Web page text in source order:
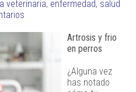
veterinaria, enfermedad, salud
Artrosis y frio
en perros
¿Alguna vez
has notado